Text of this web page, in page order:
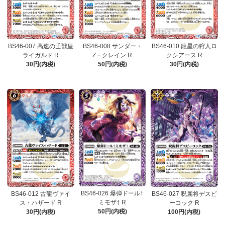
BS46-007 高速の壬獣皇
ライガルド R
30円(内税)
BS46-008 サンダー・
Z・クレイン R
50円(内税)
BS46-010 龍星の狩人ロ
クシアース R
30円(内税)
BS46-012 古龍ヴァイ
ス・ハザード R
30円(内税)
BS46-026 爆弾ドール†
ミモザ† R
50円(内税)
BS46-027 呪麗将デスピ
ーコック R
100円(内税)